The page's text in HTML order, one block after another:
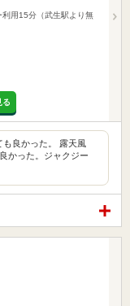
用15分（武生駅より無
る
も良かった。 露天風
かった。ジャクジー